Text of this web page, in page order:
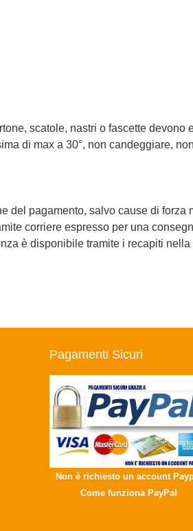
scatole, nastri o fascette devono
di max a 30°, non candeggiare,
del pagamento, salvo cause di forza
corriere espresso per una
è disponibile tramite i recapiti
Pagamenti Sicuri
Non è richiesto un account
Come funziona PayPal